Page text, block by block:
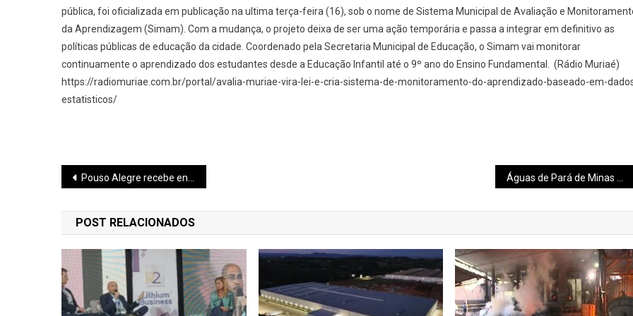
pública, foi oficializada em publicação na ultima terça-feira (16), sob o nome de Sistema Municipal de Avaliação e
da Aprendizagem (Simam). Com a mudança, o projeto deixa de ser uma ação temporária e passa a integrar em definitivo as
políticas públicas de educação da cidade. Coordenado pela Secretaria Municipal de Educação, o Simam vai monitorar
continuamente o aprendizado dos estudantes desde a Educação Infantil até o 9º ano do Ensino Fundamental. (Rádio Muriaé)
https://radiomuriae.com.br/portal/avalia-muriae-vira-lei-e-cria-sistema-de-monitoramento-do-aprendizado-baseado-em-
estatisticos/
Navegação
de
Post
Pouso Alegre recebe encontro da construção civil com Minascon e Feconsulminas Águas de Pará de Minas é destaque no Ranking ABES 2026 de Universalização do Saneamento
POST RELACIONADOS